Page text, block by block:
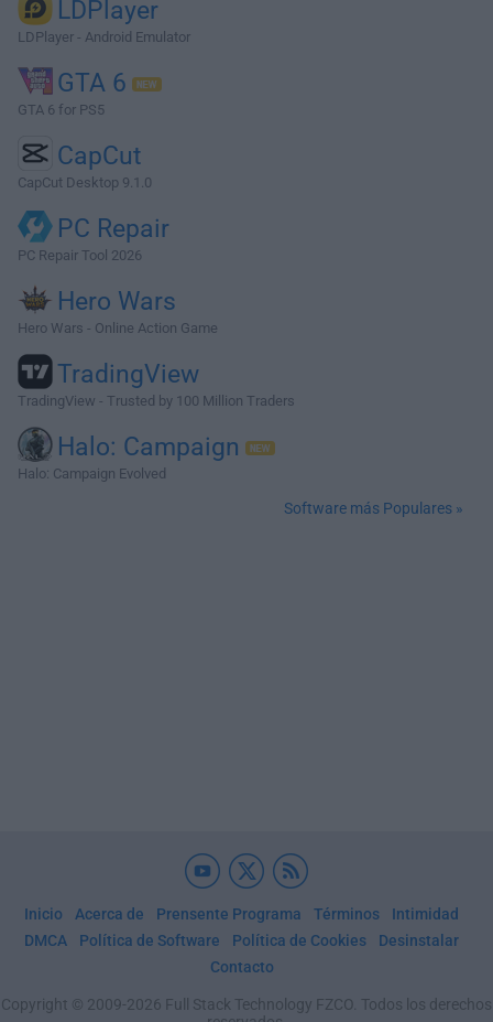
LDPlayer
LDPlayer - Android Emulator
GTA 6
GTA 6 for PS5
CapCut
CapCut Desktop 9.1.0
PC Repair
PC Repair Tool 2026
Hero Wars
Hero Wars - Online Action Game
TradingView
TradingView - Trusted by 100 Million Traders
Halo: Campaign
Halo: Campaign Evolved
Software más Populares »
Inicio Acerca de Prensente Programa Términos
Intimidad
DMCA
Política de Software Política de Cookies
Desinstalar
Contacto
Copyright © 2009-2026 Full Stack Technology FZCO. Todos los derechos